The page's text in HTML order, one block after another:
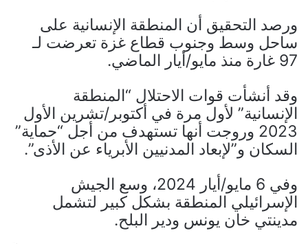
ورصد التحقيق أن المنطقة الإنسانية على
ساحل وسط وجنوب قطاع غزة تعرضت لـ
97 غارة منذ مايو/أيار الماضي.
وقد أنشأت قوات الاحتلال “المنطقة
الإنسانية” لأول مرة في أكتوبر/تشرين الأول
2023 وروجت أنها تستهدف من أجل “حماية”
السكان و”لإبعاد المدنيين الأبرياء عن الأذى”.
وفي 6 مايو/أيار 2024، وسع الجيش
الإسرائيلي المنطقة بشكل كبير لتشمل
مدينتي خان يونس ودير البلح.